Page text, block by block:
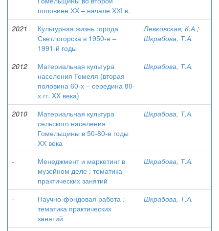
половине ХХ – начале ХХI в.
2021
Культурная жизнь города
Светлогорска в 1950-е –
1991-й годы
Левковская, К.А.;
Шкрабова, Т.А.
2012
Материальная культура
населения Гомеля (вторая
половина 60-х – середина 80-
х гг. XX века)
Шкрабова, Т.А.
2010
Материальная культура
сельского населения
Гомельщины в 50-80-е годы
ХХ века
Шкрабова, Т.А.
-
Менеджмент и маркетинг в
музейном деле : тематика
практических занятий
Шкрабова, Т.А.
-
Научно-фондовая работа :
тематика практических
занятий
Шкрабова, Т.А.